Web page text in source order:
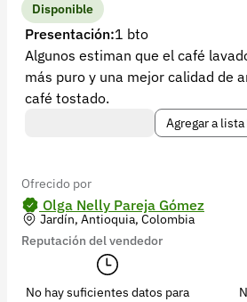
Disponible
Presentación:1 bto
Algunos estiman que el café
más puro y una mejor calidad de
café tostado.
Agregar a lista
Ofrecido por
Olga Nelly Pareja Gómez
Jardín, Antioquia, Colombia
Reputación del vendedor
No hay suficientes datos para
Soporte
+57 323 2931928
contacto@croper.com
© 2026 Croper.com Todos los derechos
Síguenos